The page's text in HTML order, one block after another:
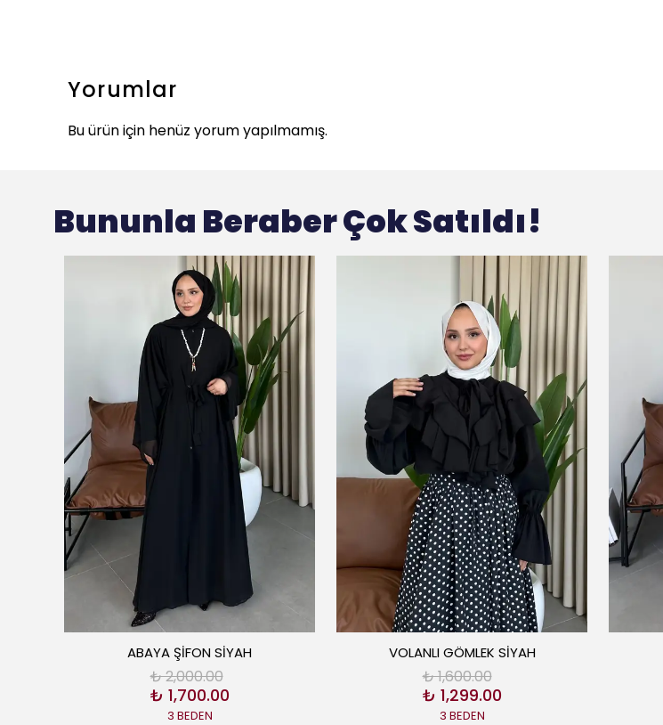
Yorumlar
Bu ürün için henüz yorum yapılmamış.
Bununla Beraber Çok Satıldı!
ABAYA ŞİFON SİYAH
₺ 2,000.00
₺ 1,700.00
3 BEDEN
VOLANLI GÖMLEK SİYAH
₺ 1,600.00
₺ 1,299.00
3 BEDEN